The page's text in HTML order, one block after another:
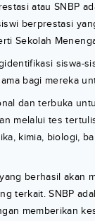
atau SNBP
berprestasi
Sekolah
siswa-
bagi mereka
dan terbuka
melalui tes
kimia, biologi,
berhasil akan
terkait. SNBP
memberikan